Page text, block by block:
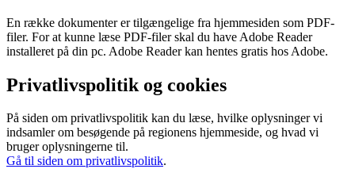
En række dokumenter er tilgængelige fra hjemmesiden som PDF-
filer. For at kunne læse PDF-filer skal du have Adobe Reader
installeret på din pc. Adobe Reader kan hentes gratis hos Adobe.
Privatlivspolitik og cookies
På siden om privatlivspolitik kan du læse, hvilke oplysninger vi
indsamler om besøgende på regionens hjemmeside, og hvad vi
bruger oplysningerne til.
Gå til siden om privatlivspolitik.